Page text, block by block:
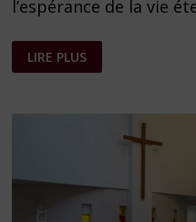
l’espérance de la vie
CATÉCHISME
À
SAINT-
LIRE PLUS